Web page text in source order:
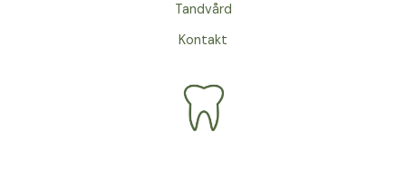
Tandvård
Kontakt